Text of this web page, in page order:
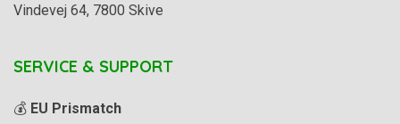
Vindevej 64, 7800 Skive
SERVICE & SUPPORT
💰 EU Prismatch